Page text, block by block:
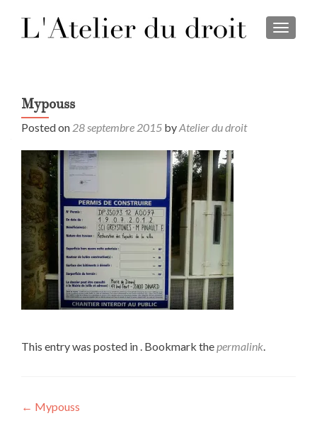
Mypouss
Posted on 28 septembre 2015 byAtelier du droit
This entry was posted in . Bookmark thepermalink.
Post
← Mypouss